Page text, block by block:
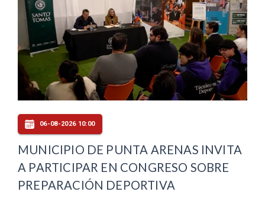
06-08-2026 10:00
MUNICIPIO DE PUNTA ARENAS INVITA
A PARTICIPAR EN CONGRESO SOBRE
PREPARACIÓN DEPORTIVA